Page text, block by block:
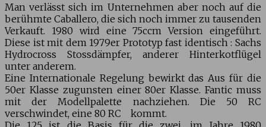
Man verlässt sich im Unternehmen aber noch auf die
berühmte Caballero, die sich noch immer zu tausenden
Verkauft. 1980 wird eine 75ccm Version eingeführt.
Diese ist mit dem 1979er Prototyp fast identisch : Sachs
Hydrocross Stossdämpfer, anderer Hinterkotflügel
unter anderem.
Eine Internationale Regelung bewirkt das Aus für die
50er Klasse zugunsten einer 80er Klasse. Fantic muss
mit der Modellpalette nachziehen. Die 50 RC
verschwindet, eine 80 RC kommt.